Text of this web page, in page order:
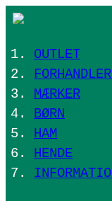
OUTLET
MÆRKER
BØRN
HAM
HENDE